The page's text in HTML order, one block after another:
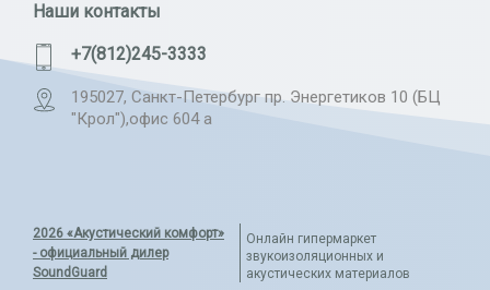
Наши контакты
+7(812)245-3333
195027, Санкт-Петербург пр. Энергетиков 10 (БЦ
"Крол"),офис 604 а
2026 «Акустический комфорт»
- официальный дилер
SoundGuard
Онлайн гипермаркет
звукоизоляционных и
акустических материалов